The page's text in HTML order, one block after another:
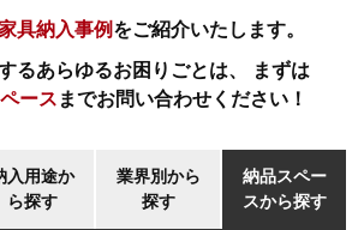
具納入事例 をご紹介いたします。
るあらゆるお困りごとは、
まずは
ース までお問い合わせください！
入用途か
ら探す
業界別から
探す
納品スペー
スから探す